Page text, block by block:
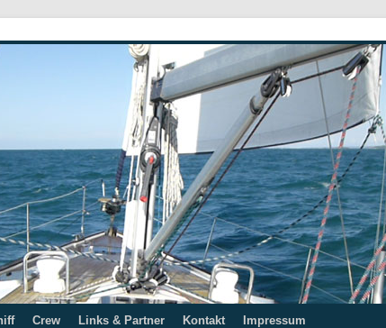
Crew Links & Partner Kontakt Impressum